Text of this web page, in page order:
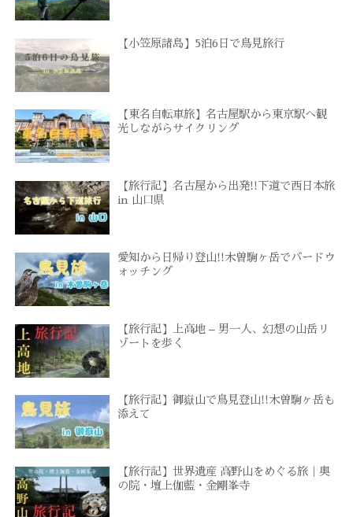
【小笠原諸島】5泊6日で鳥見旅行
【東名自転車旅】名古屋駅から東京駅へ観
光しながらサイクリング
【旅行記】名古屋から出発!!下道で西日本旅
in 山口県
愛知から日帰り登山!!木曽駒ヶ岳でバードウ
ォッチング
【旅行記】上高地 – 男一人、幻想の山岳リ
ゾートを歩く
【旅行記】御嶽山で鳥見登山!!木曽駒ヶ岳も
添えて
【旅行記】世界遺産 高野山をめぐる旅｜奥
の院・壇上伽藍・金剛峯寺